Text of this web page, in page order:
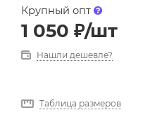
Крупный опт
1 050 ₽/шт
Нашли дешевле?
Таблица размеров